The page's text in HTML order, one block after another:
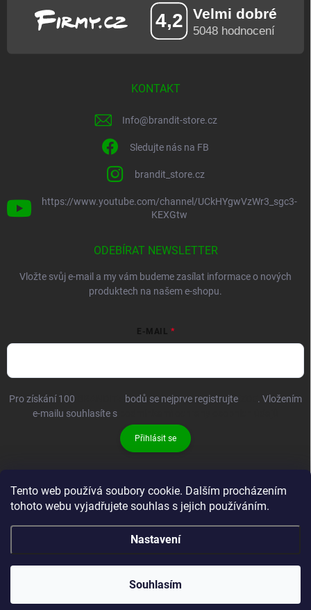
Tento web používá soubory cookie. Dalším procházením
tohoto webu vyjadřujete souhlas s jejich používáním.
Nastavení
Souhlasím
KONTAKT
Info@brandit-store.cz
Sledujte nás na FB
brandit_store.cz
https://www.youtube.com/channel/UCkHYgwVzWr3_sgc3-
KEXGtw
ODEBÍRAT NEWSLETTER
Vložte svůj e-mail a my vám budeme zasílat informace o nových
produktech na našem e-shopu.
E-MAIL
Pro získání 100 bodů se nejprve registrujte
. Vložením
e-mailu souhlasíte s
Přihlásit se
Brandit-store.cz . Všechna práva vyhrazena.